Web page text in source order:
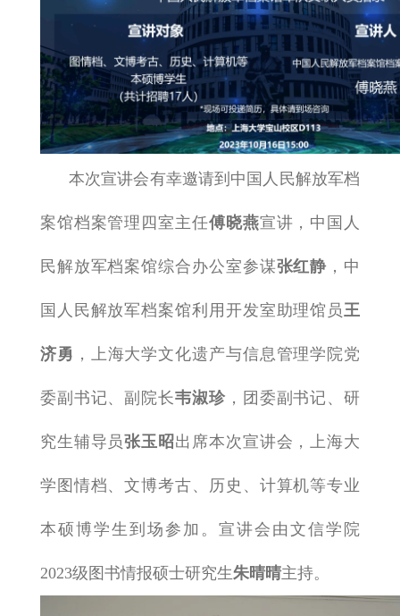
本次宣讲会有幸邀请到中国人民解放军档
案馆档案管理四室主任傅晓燕宣讲，中国人
民解放军档案馆综合办公室参谋张红静 ，中
国人民解放军档案馆利用开发室助理馆员 王
济勇 ，上海大学文化遗产与信息管理学院党
委副书记、副院长韦淑珍，团委副书记、研
究生辅导员张玉昭出席本次宣讲会，上海大
学图情档、文博考古、历史、计算机等专业
本硕博学生到场参加。宣讲会由文信学院
2023级图书情报硕士研究生朱晴晴主持。